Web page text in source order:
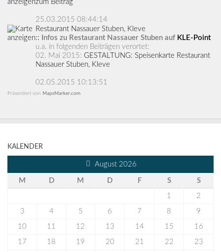
zum Beitrag
25.03.2015 08:44:14
Restaurant Nassauer Stuben, Kleve
:: Infos zu Restaurant Nassauer Stuben auf KLE-Point
u.a. in folgenden Beiträgen verortet:
02. Mai 2015: GESTALTUNG: Speisenkarte Restaurant
Nassauer Stuben, Kleve
02.05.2015 10:13:51
Präsentiert von MapsMarker.com
KALENDER
August 2026
M D M D F S S
1 2
3 4 5 6 7 8 9
10 11 12 13 14 15 16
17 18 19 20 21 22 23